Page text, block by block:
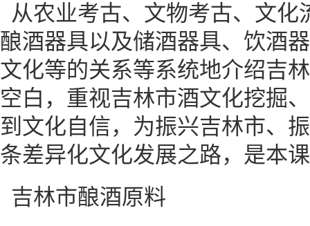
从农业考古、文物考古、文化
酿酒器具以及储酒器具、饮酒
文化等的关系等系统地介绍吉
空白，重视吉林市酒文化挖掘
到文化自信，为振兴吉林市、
条差异化文化发展之路，是本
吉林市酿酒原料